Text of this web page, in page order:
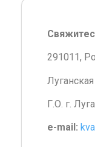
291011,
Г.О. г.
e-mail: